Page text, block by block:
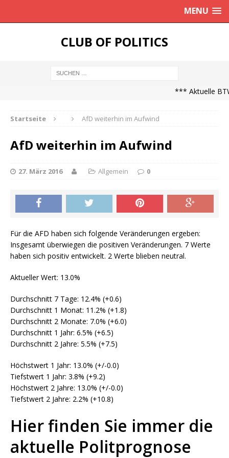
MENU
CLUB OF POLITICS
*** Aktuelle
Startseite AfD weiterhin im Aufwind
AfD weiterhin im Aufwind
27. März 2016 Allgemein 0
Für die AFD haben sich folgende Veränderungen ergeben:
Insgesamt überwiegen die positiven Veränderungen. 7 Werte
haben sich positiv entwickelt. 2 Werte blieben neutral.
Aktueller Wert: 13.0%
Durchschnitt 7 Tage: 12.4% (+0.6)
Durchschnitt 1 Monat: 11.2% (+1.8)
Durchschnitt 2 Monate: 7.0% (+6.0)
Durchschnitt 1 Jahr: 6.5% (+6.5)
Durchschnitt 2 Jahre: 5.5% (+7.5)
Höchstwert 1 Jahr: 13.0% (+/-0.0)
Tiefstwert 1 Jahr: 3.8% (+9.2)
Höchstwert 2 Jahre: 13.0% (+/-0.0)
Tiefstwert 2 Jahre: 2.2% (+10.8)
Hier finden Sie immer die
aktuelle Politprognose